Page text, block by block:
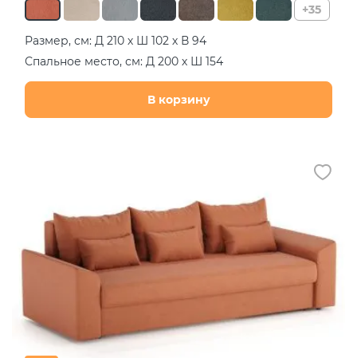
+35
Размер, см: Д 210 х Ш 102 х В 94
Спальное место, см: Д 200 х Ш 154
В корзину